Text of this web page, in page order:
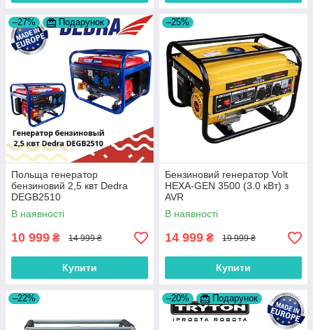
–27% Подарунок
Польща генератор
бензиновий 2,5 квт Dedra
DEGB2510
В наявності
10 999 ₴ 14 999 ₴
Купити
–25%
Бензиновий генератор Volt
HEXA-GEN 3500 (3.0 кВт) з
AVR
В наявності
14 999 ₴ 19 999 ₴
Купити
–22% –20% Подарунок